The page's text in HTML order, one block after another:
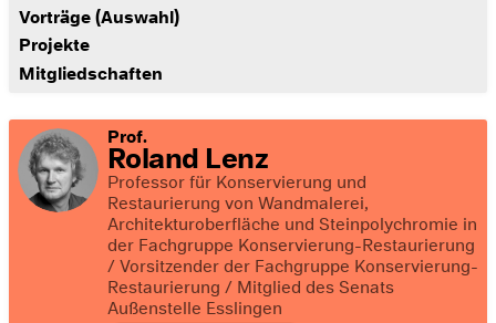
Vorträge (Auswahl)
Projekte
Mitgliedschaften
Prof.
Roland Lenz
Professor für Konservierung und
Restaurierung von Wandmalerei,
Architekturoberfläche und Steinpolychromie in
der Fachgruppe Konservierung-Restaurierung
/ Vorsitzender der Fachgruppe Konservierung-
Restaurierung / Mitglied des Senats
Außenstelle Esslingen